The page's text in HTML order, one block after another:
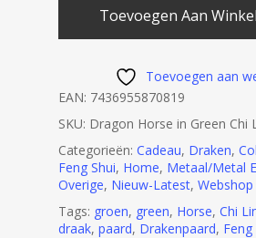
Toevoegen Aan
Toevoegen aan
EAN: 7436955870819
SKU: Dragon Horse in Green Chi
Categorieën: Cadeau, Draken,
Feng Shui, Home, Metaal/Metal
Overige, Nieuw-Latest, Webshop
Tags: groen, green, Horse, Chi
draak, paard, Drakenpaard, Feng